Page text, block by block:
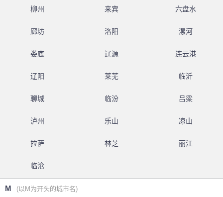
柳州 来宾 六盘水
廊坊 洛阳 漯河
娄底 辽源 连云港
辽阳 莱芜 临沂
聊城 临汾 吕梁
泸州 乐山 凉山
拉萨 林芝 丽江
临沧
M (以M为开头的城市名)